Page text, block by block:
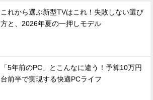
これから選ぶ新型TVはこれ！失敗しない選び
方と、2026年夏の一押しモデル
「5年前のPC」とこんなに違う！予算10万円
台前半で実現する快適PCライフ